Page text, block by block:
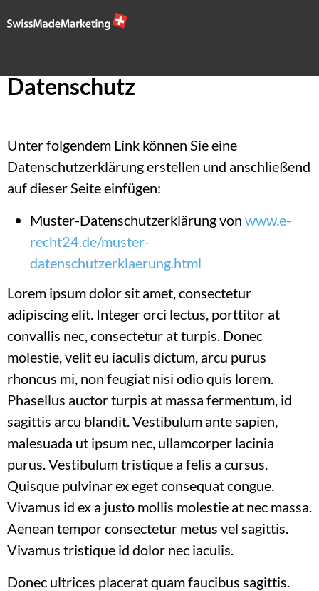
Datenschutz
Unter folgendem Link können Sie eine
Datenschutzerklärung erstellen und anschließend
auf dieser Seite einfügen:
Muster-Datenschutzerklärung von www.e-
recht24.de/muster-
datenschutzerklaerung.html
Lorem ipsum dolor sit amet, consectetur
adipiscing elit. Integer orci lectus, porttitor at
convallis nec, consectetur at turpis. Donec
molestie, velit eu iaculis dictum, arcu purus
rhoncus mi, non feugiat nisi odio quis lorem.
Phasellus auctor turpis at massa fermentum, id
sagittis arcu blandit. Vestibulum ante sapien,
malesuada ut ipsum nec, ullamcorper lacinia
purus. Vestibulum tristique a felis a cursus.
Quisque pulvinar ex eget consequat congue.
Vivamus id ex a justo mollis molestie at nec massa.
Aenean tempor consectetur metus vel sagittis.
Vivamus tristique id dolor nec iaculis.
Donec ultrices placerat quam faucibus sagittis.